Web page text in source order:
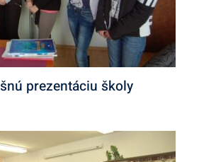
prezentáciu školy